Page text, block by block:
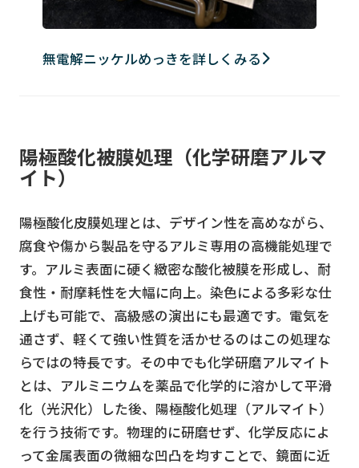
無電解ニッケルめっきを詳しくみる
陽極酸化被膜処理（化学研磨アルマ
イト）
陽極酸化皮膜処理とは、デザイン性を高めながら、
腐食や傷から製品を守るアルミ専用の高機能処理で
す。アルミ表面に硬く緻密な酸化被膜を形成し、耐
食性・耐摩耗性を大幅に向上。染色による多彩な仕
上げも可能で、高級感の演出にも最適です。電気を
通さず、軽くて強い性質を活かせるのはこの処理な
らではの特長です。その中でも化学研磨アルマイト
とは、アルミニウムを薬品で化学的に溶かして平滑
化（光沢化）した後、陽極酸化処理（アルマイト）
を行う技術です。物理的に研磨せず、化学反応によ
って金属表面の微細な凹凸を均すことで、鏡面に近